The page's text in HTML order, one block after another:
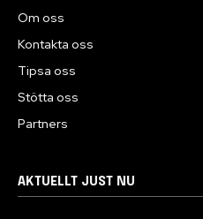
Om oss
Kontakta oss
Tipsa oss
Stötta oss
Partners
AKTUELLT JUST NU